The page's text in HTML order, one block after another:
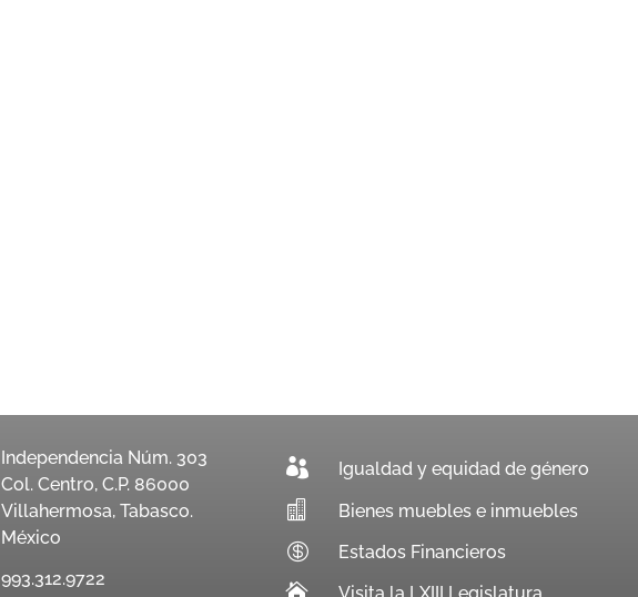
Independencia Núm. 303
Col. Centro, C.P. 86000
Villahermosa, Tabasco.
México
993.312.9722
 Igualdad y equidad de género
 Bienes muebles e inmuebles
 Estados Financieros
